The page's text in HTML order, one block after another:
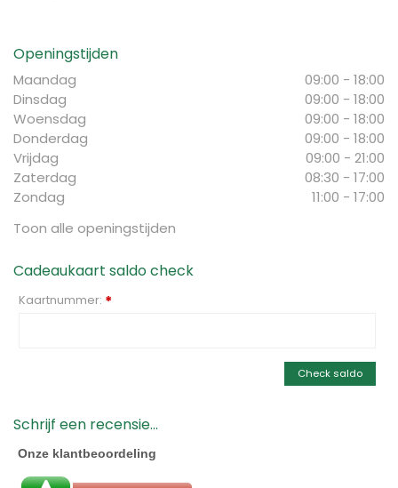
Openingstijden
Maandag
09:00 - 18:00
Dinsdag
09:00 - 18:00
Woensdag
09:00 - 18:00
Donderdag
09:00 - 18:00
Vrijdag
09:00 - 21:00
Zaterdag
08:30 - 17:00
Zondag
11:00 - 17:00
Toon alle openingstijden
Cadeaukaart saldo check
Kaartnummer: *
Check saldo
Schrijf een recensie...